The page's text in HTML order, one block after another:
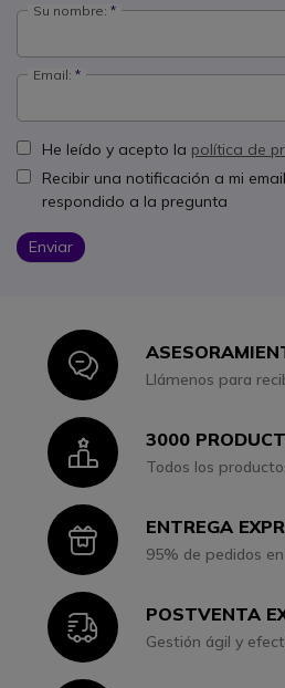
Su nombre:
Email:
He leído y acepto la política de
Recibir una notificación a mi
respondido a la pregunta
Enviar
IconLlámenos para
Icon3000
Todos los
IconENTREGA
95% de pedidos
IconPOSTVENTA
Gestión ágil y